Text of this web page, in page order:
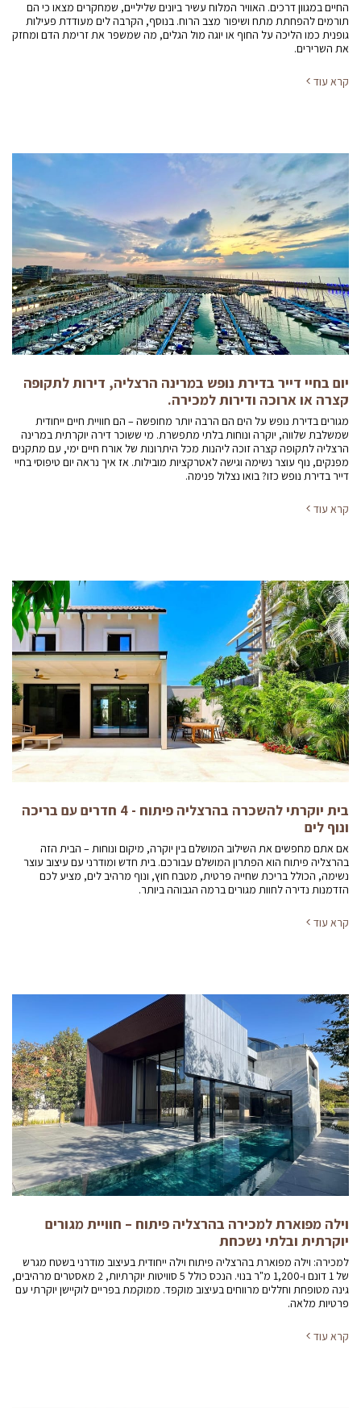
החיים במגוון דרכים. האוויר המלוח עשיר ביונים שליליים, שמחקרים מצאו כי הם
תורמים להפחתת מתח ושיפור מצב הרוח. בנוסף, הקרבה לים מעודדת פעילות
גופנית כמו הליכה על החוף או יוגה מול הגלים, מה שמשפר את זרימת הדם ומחזק
את השרירים.
קרא עוד
יום בחיי דייר בדירת נופש במרינה הרצליה, דירות לתקופה
קצרה או ארוכה ודירות למכירה.
מגורים בדירת נופש על הים הם הרבה יותר מחופשה – הם חוויית חיים ייחודית
שמשלבת שלווה, יוקרה ונוחות בלתי מתפשרת. מי ששוכר דירה יוקרתית במרינה
הרצליה לתקופה קצרה זוכה ליהנות מכל היתרונות של אורח חיים ימי, עם מתקנים
מפנקים, נוף עוצר נשימה וגישה לאטרקציות מובילות. אז איך נראה יום טיפוסי בחיי
דייר בדירת נופש כזו? בואו נצלול פנימה.
קרא עוד
בית יוקרתי להשכרה בהרצליה פיתוח - 4 חדרים עם בריכה
ונוף לים
אם אתם מחפשים את השילוב המושלם בין יוקרה, מיקום ונוחות – הבית הזה
בהרצליה פיתוח הוא הפתרון המושלם עבורכם. בית חדש ומודרני עם עיצוב עוצר
נשימה, הכולל בריכת שחייה פרטית, מטבח חוץ, ונוף מרהיב לים, מציע לכם
הזדמנות נדירה לחוות מגורים ברמה הגבוהה ביותר.
קרא עוד
וילה מפוארת למכירה בהרצליה פיתוח – חוויית מגורים
יוקרתית ובלתי נשכחת
למכירה: וילה מפוארת בהרצליה פיתוח וילה ייחודית בעיצוב מודרני בשטח מגרש
של 1 דונם ו-1,200 מ"ר בנוי. הנכס כולל 5 סוויטות יוקרתיות, 2 מאסטרים מרהיבים,
גינה מטופחת וחללים מרווחים בעיצוב מוקפד. ממוקמת בפריים לוקיישן יוקרתי עם
פרטיות מלאה.
קרא עוד